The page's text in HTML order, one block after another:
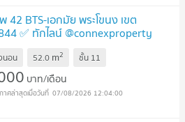
42 BTS-เอกมัย พระโขนง เขต
✅ ทักไลน์ @connexproperty
นอน 52.0 m2 ชั้น 11
บาท/เดือน
07/08/2026 12:04:00